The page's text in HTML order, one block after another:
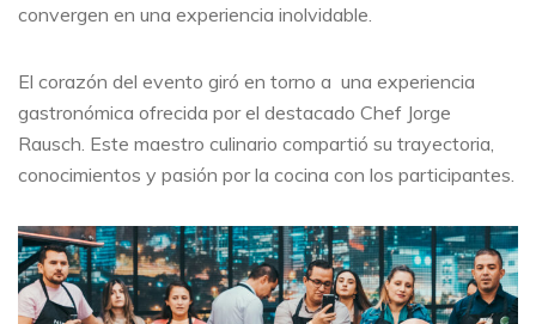
convergen en una experiencia inolvidable.
El corazón del evento giró en torno a una experiencia
gastronómica ofrecida por el destacado Chef Jorge
Rausch. Este maestro culinario compartió su trayectoria,
conocimientos y pasión por la cocina con los participantes.